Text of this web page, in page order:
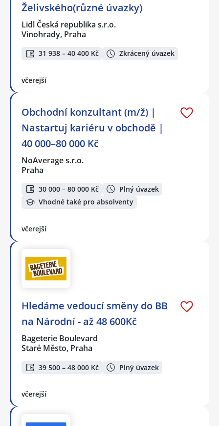
Želivského(různé úvazky)
Lidl Česká republika s.r.o.
Vinohrady, Praha
31 938 – 40 400 Kč Zkrácený úvazek
včerejší
Obchodní konzultant (m/ž) |
Nastartuj kariéru v obchodě |
40 000–80 000 Kč
NoAverage s.r.o.
Praha
30 000 – 80 000 Kč
Plný úvazek
Vhodné také pro absolventy
včerejší
Hledáme vedoucí směny do BB
na Národní - až 48 600Kč
Bageterie Boulevard
Staré Město, Praha
39 500 – 48 000 Kč Plný úvazek
včerejší